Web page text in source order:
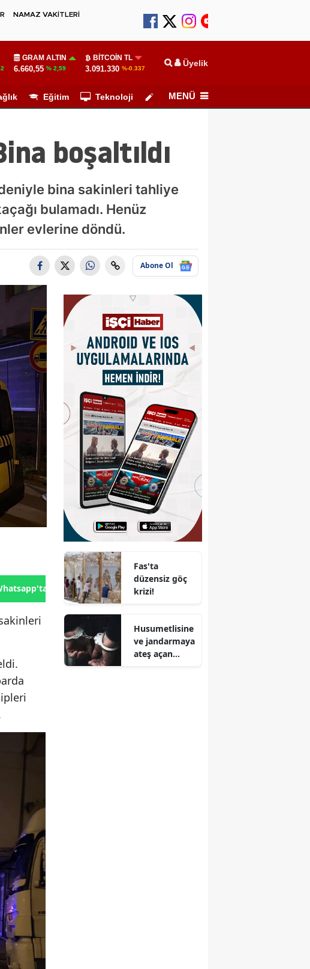
NAMAZ VAKİTLERİ
GRAM ALTIN
6.660,55 % 2,59
BITCOIN TL
3.091.330 %-0.337 Üyelik
Eğitim Teknoloji Köşe Yazarları
MENÜ
boşaltıldı
bina sakinleri tahliye
bulamadı. Henüz
evlerine döndü.
Abone Ol
Gönder
Fas'ta
düzensiz göç
krizi!
Husumetlisine
ve jandarmaya
ateş açan